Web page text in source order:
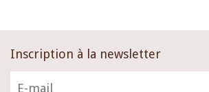
Inscription à la newsletter